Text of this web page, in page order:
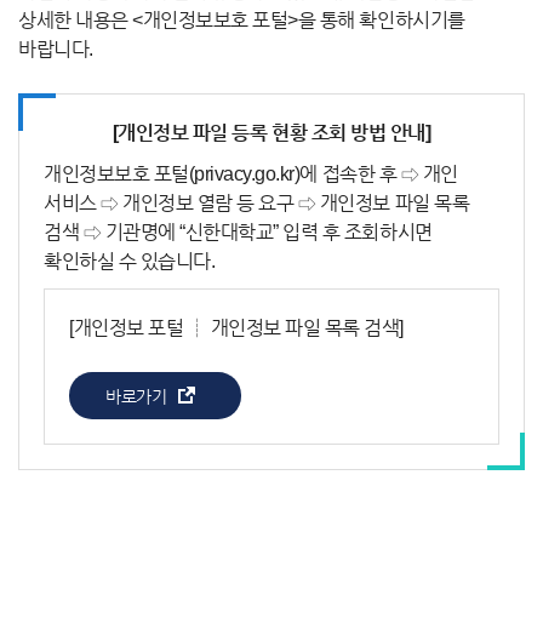
상세한 내용은 <개인정보보호 포털>을 통해 확인하시기를
바랍니다.
[개인정보 파일 등록 현황 조회 방법 안내]
개인정보보호 포털(privacy.go.kr)에 접속한 후 ⇨ 개인
서비스 ⇨ 개인정보 열람 등 요구 ⇨ 개인정보 파일 목록
검색 ⇨ 기관명에 “신한대학교” 입력 후 조회하시면
확인하실 수 있습니다.
[개인정보 포털 ┊ 개인정보 파일 목록 검색]
바로가기